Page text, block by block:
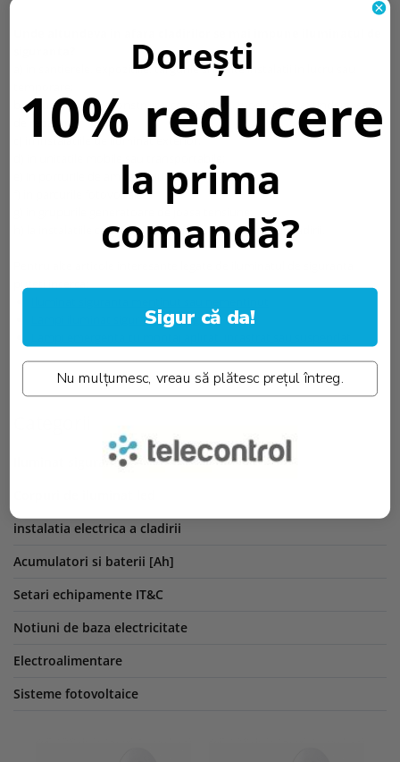
a) in santierele, expozitiile, targurile si in alte instalatii in lucru sau
b) in lucrarile de reconstruire, consolidare, modificare, extindere, sau
de reparare;
c) in instalatiile de iluminat exterior;
e) in porturile de ambarcatiuni;
f) in parcurile fotovoltaice;
h) la instalatiile consumatorului situate in exteriorul cladirii.
puteti incerca:
Lampi iluminat siguranta Intelight
Iluminat siguranta
instalatia electrica a cladirii
Acumulatori si baterii [Ah]
Setari echipamente IT&C
Notiuni de baza electricitate
Electroalimentare
Sisteme fotovoltaice
Dorești
10% reducere
la prima
comandă?
Sigur că da!
Nu mulțumesc, vreau să plătesc prețul întreg.